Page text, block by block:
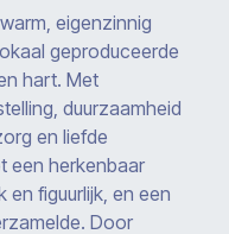
eigenzinnig
geproduceerde
hart. Met
duurzaamheid
en liefde
een herkenbaar
en figuurlijk, en een
Door